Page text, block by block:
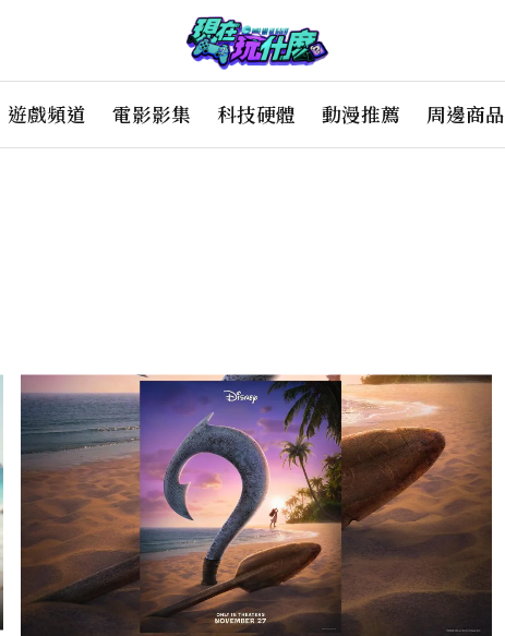
遊戲頻道 電影影集 科技硬體 動漫推薦 周邊商品